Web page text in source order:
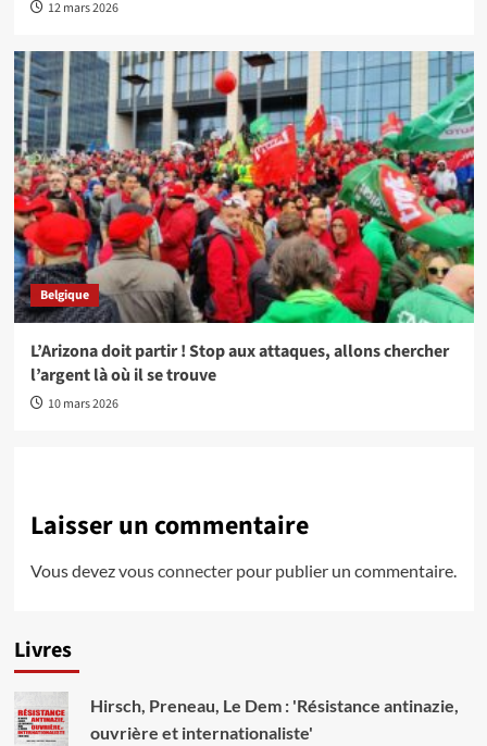
12 mars 2026
Belgique
L’Arizona doit partir ! Stop aux attaques, allons chercher
l’argent là où il se trouve
10 mars 2026
Laisser un commentaire
Vous devezvous connecterpour publier un commentaire.
Livres
Hirsch, Preneau, Le Dem : 'Résistance antinazie,
ouvrière et internationaliste'